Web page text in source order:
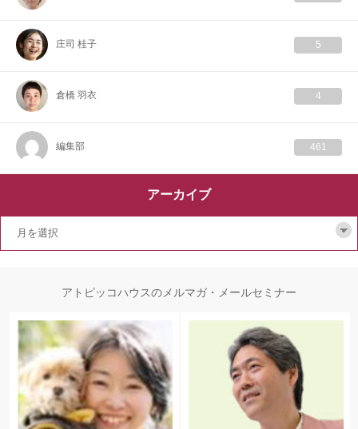
庄司 桂子 5
倉橋 羽衣 4
編集部 461
アーカイブ
アトピッコハウスのメルマガ・メールセミナー